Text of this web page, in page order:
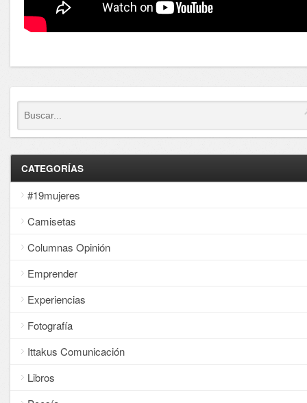
CATEGORÍAS
#19mujeres
Camisetas
Columnas Opinión
Emprender
Experiencias
Fotografía
Ittakus Comunicación
Libros